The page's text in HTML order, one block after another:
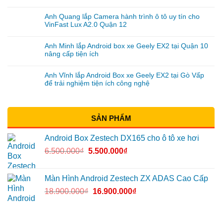
Anh Quang lắp Camera hành trình ô tô uy tín cho
VinFast Lux A2.0 Quận 12
Anh Minh lắp Android box xe Geely EX2 tại Quận 10
nâng cấp tiện ích
Anh Vĩnh lắp Android Box xe Geely EX2 tại Gò Vấp
để trải nghiệm tiện ích công nghệ
SẢN PHẨM
Android Box Zestech DX165 cho ô tô xe hơi
6.500.000₫ 5.500.000₫
Màn Hình Android Zestech ZX ADAS Cao Cấp
18.900.000₫ 16.900.000₫